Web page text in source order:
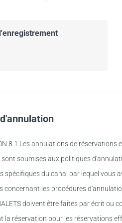
8.1 Les annulations de
sont soumises aux politiques
spécifiques du canal par lequel vous
concernant les procédures
doivent être faites par écrit ou
la réservation pour les réservations